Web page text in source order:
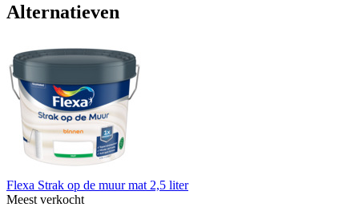
Alternatieven
Flexa Strak op de muur mat 2,5 liter
Meest verkocht